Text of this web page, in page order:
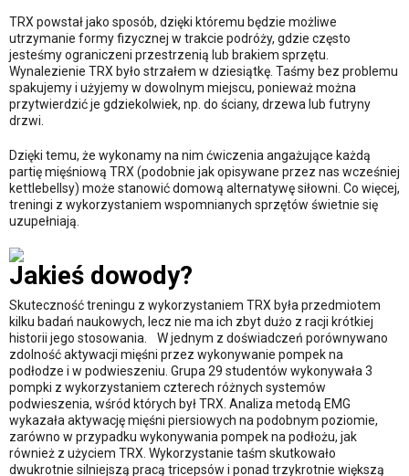
TRX powstał jako sposób, dzięki któremu będzie możliwe
utrzymanie formy fizycznej w trakcie podróży, gdzie często
jesteśmy ograniczeni przestrzenią lub brakiem sprzętu.
Wynalezienie TRX było strzałem w dziesiątkę. Taśmy bez problemu
spakujemy i użyjemy w dowolnym miejscu, ponieważ można
przytwierdzić je gdziekolwiek, np. do ściany, drzewa lub futryny
drzwi.
Dzięki temu, że wykonamy na nim ćwiczenia angażujące każdą
partię mięśniową TRX (podobnie jak opisywane przez nas wcześniej
kettlebellsy) może stanowić domową alternatywę siłowni. Co więcej,
treningi z wykorzystaniem wspomnianych sprzętów świetnie się
uzupełniają.
Jakieś dowody?
Skuteczność treningu z wykorzystaniem TRX była przedmiotem
kilku badań naukowych, lecz nie ma ich zbyt dużo z racji krótkiej
historii jego stosowania. W jednym z doświadczeń porównywano
zdolność aktywacji mięśni przez wykonywanie pompek na
podłodze i w podwieszeniu. Grupa 29 studentów wykonywała 3
pompki z wykorzystaniem czterech różnych systemów
podwieszenia, wśród których był TRX. Analiza metodą EMG
wykazała aktywację mięśni piersiowych na podobnym poziomie,
zarówno w przypadku wykonywania pompek na podłożu, jak
również z użyciem TRX. Wykorzystanie taśm skutkowało
dwukrotnie silniejszą pracą tricepsów i ponad trzykrotnie większą